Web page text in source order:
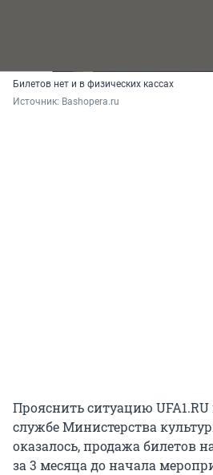
Билетов нет и в физических кассах
Источник: Bashopera.ru
Прояснить ситуацию
службе Министерства
оказалось, продажа билетов
за 3 месяца до начала